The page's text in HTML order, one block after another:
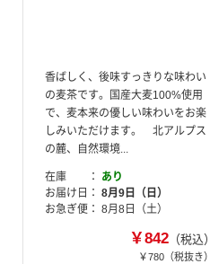
香ばしく、後味すっきりな味わい
の麦茶です。国産大麦100%使用
で、麦本来の優しい味わいをお楽
しみいただけます。 北アルプス
の麓、自然環境...
在庫
あり
お届け日
8月9日（日）
お急ぎ便
8月8日（土）
￥842 （税込）
￥780 （税抜き）